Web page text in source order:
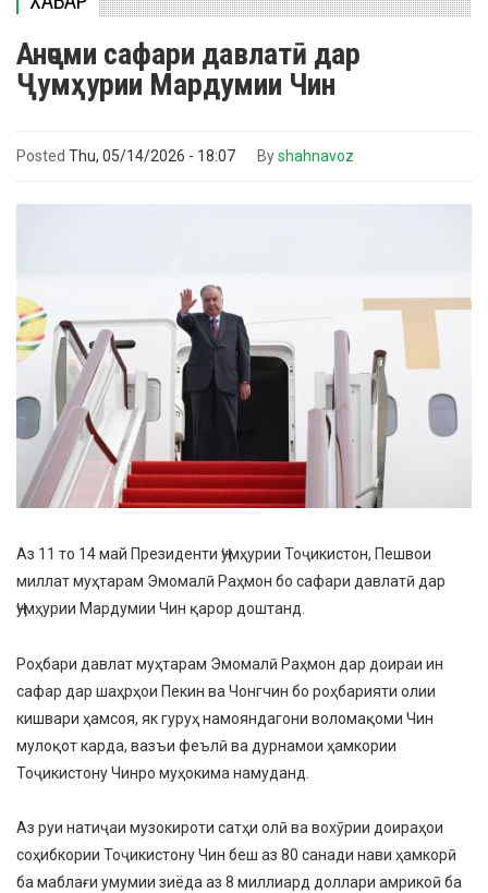
Анҷоми сафари давлатӣ дар
Ҷумҳурии Мардумии Чин
Posted Thu, 05/14/2026 - 18:07 Byshahnavoz
​Аз 11 то 14 май Президенти Ҷумҳурии Тоҷикистон, Пешвои
миллат муҳтарам Эмомалӣ Раҳмон бо сафари давлатӣ дар
Ҷумҳурии Мардумии Чин қарор доштанд.
​Роҳбари давлат муҳтарам Эмомалӣ Раҳмон дар доираи ин
сафар дар шаҳрҳои Пекин ва Чонгчин бо роҳбарияти олии
кишвари ҳамсоя, як гуруҳ намояндагони воломақоми Чин
мулоқот карда, вазъи феълӣ ва дурнамои ҳамкории
Тоҷикистону Чинро муҳокима намуданд.
​Аз руи натиҷаи музокироти сатҳи олӣ ва вохӯрии доираҳои
соҳибкории Тоҷикистону Чин беш аз 80 санади нави ҳамкорӣ
ба маблағи умумии зиёда аз 8 миллиард доллари амрикоӣ ба